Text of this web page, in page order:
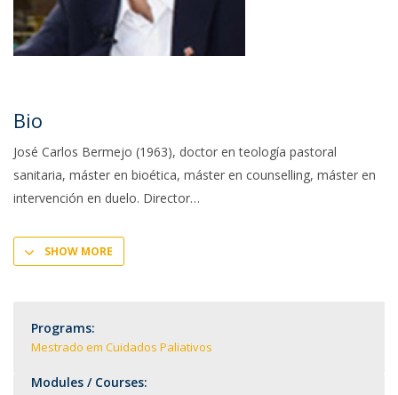
Bio
José Carlos Bermejo (1963), doctor en teología pastoral
sanitaria, máster en bioética, máster en counselling, máster en
intervención en duelo. Director
SHOW MORE
Programs:
Mestrado em Cuidados Paliativos
Modules / Courses: